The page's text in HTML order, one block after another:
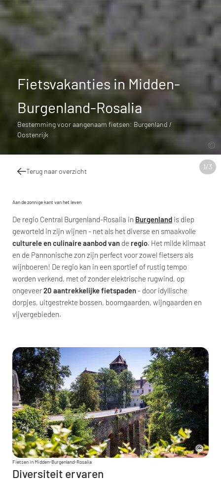
1/3
Fietsvakanties in Midden-
Burgenland-Rosalia
Bestemming voor aangenaam fietsen: Burgenland /
Oostenrijk
Terug naar overzicht
Aan de zonnige kant van het leven
De regio Central Burgenland-Rosalia in Burgenland is diep
geworteld in zijn wijnen - net als het diverse en smaakvolle
culturele en culinaire aanbod van de regio. Het milde klimaat
en de Pannonische zon zijn perfect voor zowel fietsers als
wijnboeren! De regio kan in een sportief of rustig tempo
worden verkend, met of zonder elektrische rugwind, op
ongeveer20 aantrekkelijke fietspaden- door idyllische
dorpjes, uitgestrekte bossen, boomgaarden, wijngaarden en
vijvergebieden.
Fietsen in Midden-Burgenland-Rosalia
Diversiteit ervaren